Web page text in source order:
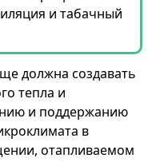
и табачный
должна создавать
тепла и
и поддержанию
в
отапливаемом